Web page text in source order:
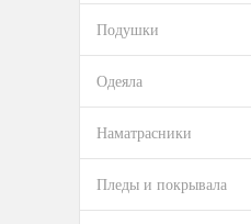
Подушки
Одеяла
Наматрасники
Пледы и покрывала